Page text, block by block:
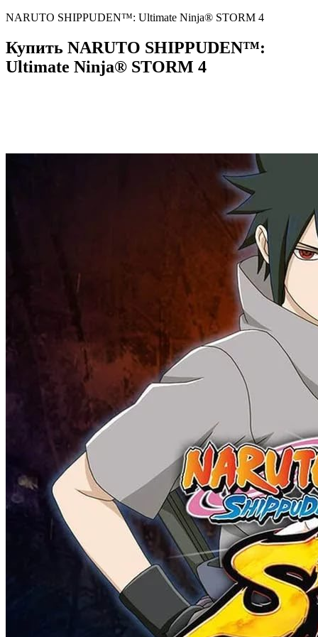
NARUTO SHIPPUDEN™: Ultimate Ninja® STORM 4
Купить NARUTO SHIPPUDEN™:
Ultimate Ninja® STORM 4